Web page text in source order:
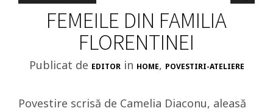
FEMEILE DIN FAMILIA
FLORENTINEI
Publicat de EDITOR in HOME, POVESTIRI-ATELIERE
Povestire scrisă de Camelia Diaconu, aleasă